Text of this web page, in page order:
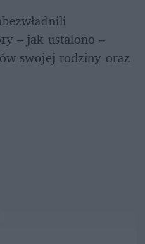
– jak ustalono –
swojej rodziny oraz